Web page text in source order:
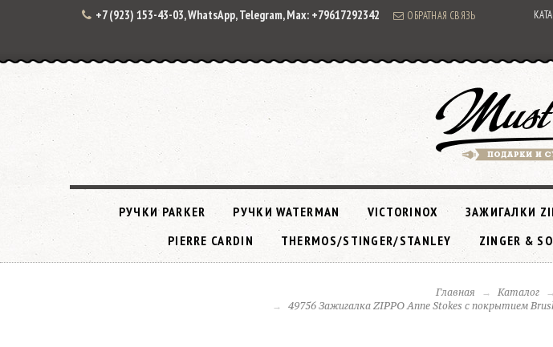
+7 (923) 153-43-03, WhatsApp, Telegram, Max: +79617292342 ОБРАТНАЯ СВЯЗЬ
РУЧКИ PARKER РУЧКИ WATERMAN VICTORINOX ЗАЖИГАЛКИ
PIERRE CARDIN
THERMOS/STINGER/STANLEY ZINGER &
Главная Каталог
49756 Зажигалка ZIPPO Anne Stokes с покрытием